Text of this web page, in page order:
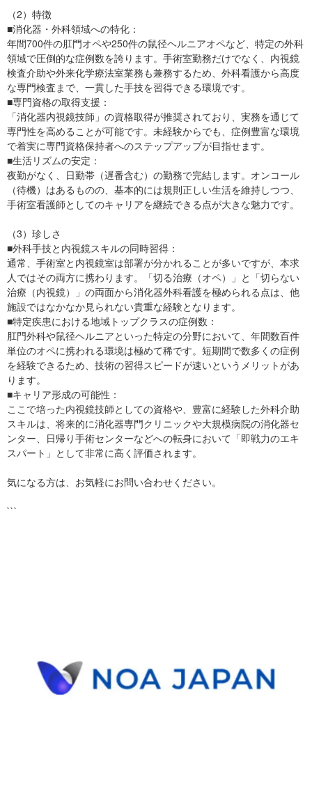
（2）特徴
■消化器・外科領域への特化：
年間700件の肛門オペや250件の鼠径ヘルニアオペなど、特定の外科
領域で圧倒的な症例数を誇ります。手術室勤務だけでなく、内視鏡
検査介助や外来化学療法室業務も兼務するため、外科看護から高度
な専門検査まで、一貫した手技を習得できる環境です。
■専門資格の取得支援：
「消化器内視鏡技師」の資格取得が推奨されており、実務を通じて
専門性を高めることが可能です。未経験からでも、症例豊富な環境
で着実に専門資格保持者へのステップアップが目指せます。
■生活リズムの安定：
夜勤がなく、日勤帯（遅番含む）の勤務で完結します。オンコール
（待機）はあるものの、基本的には規則正しい生活を維持しつつ、
手術室看護師としてのキャリアを継続できる点が大きな魅力です。
（3）珍しさ
■外科手技と内視鏡スキルの同時習得：
通常、手術室と内視鏡室は部署が分かれることが多いですが、本求
人ではその両方に携わります。「切る治療（オペ）」と「切らない
治療（内視鏡）」の両面から消化器外科看護を極められる点は、他
施設ではなかなか見られない貴重な経験となります。
■特定疾患における地域トップクラスの症例数：
肛門外科や鼠径ヘルニアといった特定の分野において、年間数百件
単位のオペに携われる環境は極めて稀です。短期間で数多くの症例
を経験できるため、技術の習得スピードが速いというメリットがあ
ります。
■キャリア形成の可能性：
ここで培った内視鏡技師としての資格や、豊富に経験した外科介助
スキルは、将来的に消化器専門クリニックや大規模病院の消化器セ
ンター、日帰り手術センターなどへの転身において「即戦力のエキ
スパート」として非常に高く評価されます。
気になる方は、お気軽にお問い合わせください。
```